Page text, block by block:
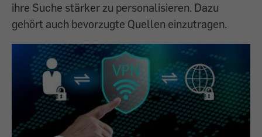
ihre Suche stärker zu personalisieren. Dazu
gehört auch bevorzugte Quellen einzutragen.